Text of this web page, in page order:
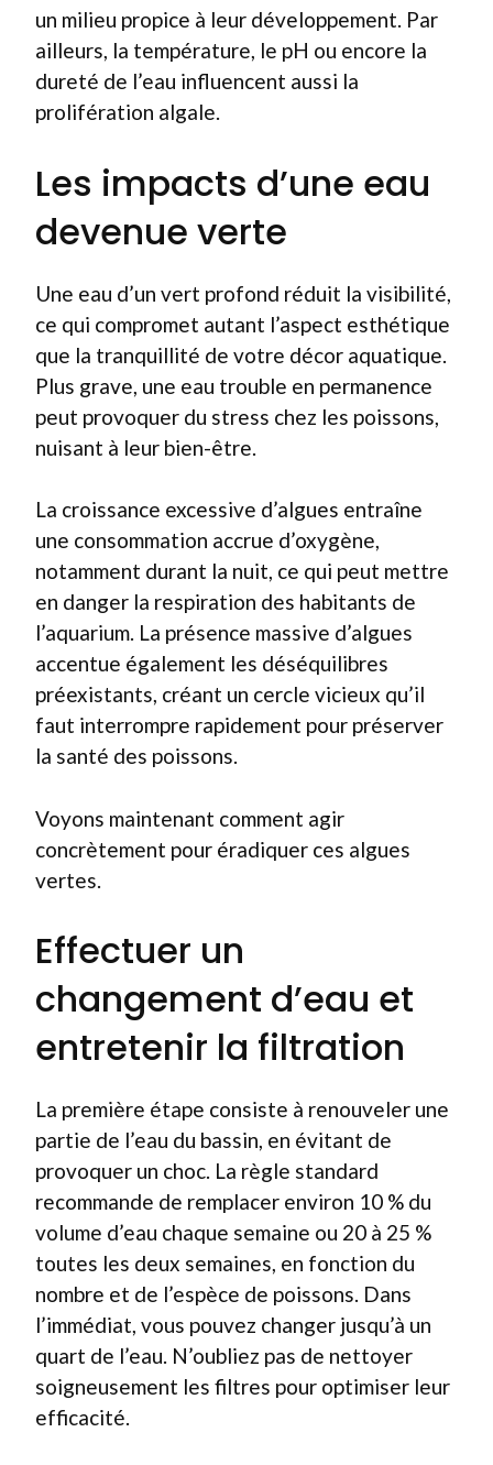
un milieu propice à leur développement. Par
ailleurs, la température, le pH ou encore la
dureté de l’eau influencent aussi la
prolifération algale.
Les impacts d’une eau
devenue verte
Une eau d’un vert profond réduit la visibilité,
ce qui compromet autant l’aspect esthétique
que la tranquillité de votre décor aquatique.
Plus grave, une eau trouble en permanence
peut provoquer du stress chez les poissons,
nuisant à leur bien-être.
La croissance excessive d’algues entraîne
une consommation accrue d’oxygène,
notamment durant la nuit, ce qui peut mettre
en danger la respiration des habitants de
l’aquarium. La présence massive d’algues
accentue également les déséquilibres
préexistants, créant un cercle vicieux qu’il
faut interrompre rapidement pour préserver
la santé des poissons.
Voyons maintenant comment agir
concrètement pour éradiquer ces algues
vertes.
Effectuer un
changement d’eau et
entretenir la filtration
La première étape consiste à renouveler une
partie de l’eau du bassin, en évitant de
provoquer un choc. La règle standard
recommande de remplacer environ 10 % du
volume d’eau chaque semaine ou 20 à 25 %
toutes les deux semaines, en fonction du
nombre et de l’espèce de poissons. Dans
l’immédiat, vous pouvez changer jusqu’à un
quart de l’eau. N’oubliez pas de nettoyer
soigneusement les filtres pour optimiser leur
efficacité.